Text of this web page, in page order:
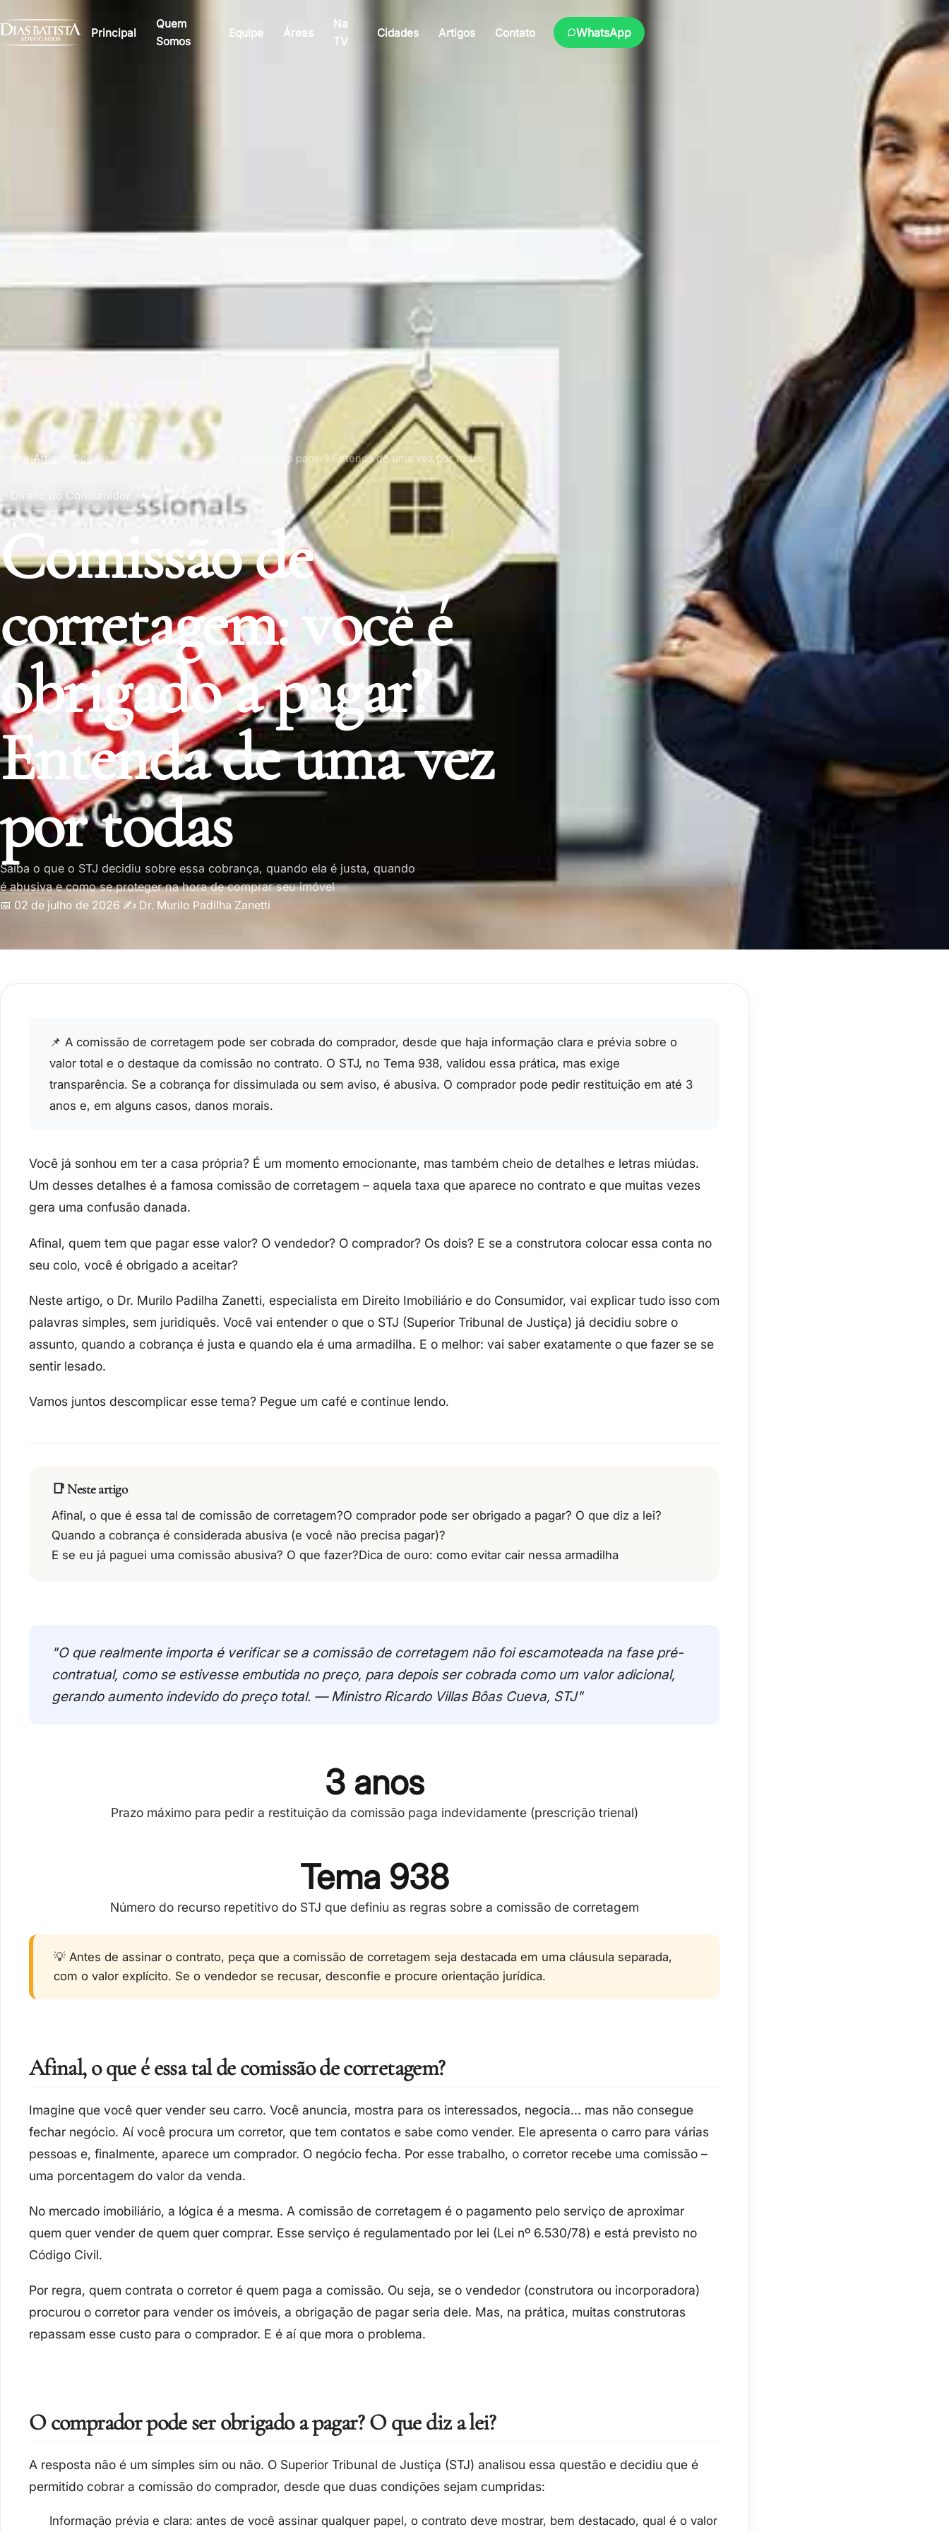
Principal
Quem
Somos
Equipe Áreas
Na
TV
Cidades Artigos Contato WhatsApp
Home/Artigos Comissão de corretagem: você é obrigado a pagar? Entenda de uma vez por todas
Direito do Consumidor
Comissão de
corretagem: você é
obrigado a pagar?
Entenda de uma vez
por todas
Saiba o que o STJ decidiu sobre essa cobrança, quando ela é justa, quando
é abusiva e como se proteger na hora de comprar seu imóvel
📅 02 de julho de 2026 ✍️ Dr. Murilo Padilha Zanetti
📌 A comissão de corretagem pode ser cobrada do comprador, desde que haja informação clara e prévia sobre o
valor total e o destaque da comissão no contrato. O STJ, no Tema 938, validou essa prática, mas exige
transparência. Se a cobrança for dissimulada ou sem aviso, é abusiva. O comprador pode pedir restituição em até 3
anos e, em alguns casos, danos morais.
Você já sonhou em ter a casa própria? É um momento emocionante, mas também cheio de detalhes e letras miúdas.
Um desses detalhes é a famosa comissão de corretagem – aquela taxa que aparece no contrato e que muitas vezes
gera uma confusão danada.
Afinal, quem tem que pagar esse valor? O vendedor? O comprador? Os dois? E se a construtora colocar essa conta no
seu colo, você é obrigado a aceitar?
Neste artigo, o Dr. Murilo Padilha Zanetti, especialista em Direito Imobiliário e do Consumidor, vai explicar tudo isso com
palavras simples, sem juridiquês. Você vai entender o que o STJ (Superior Tribunal de Justiça) já decidiu sobre o
assunto, quando a cobrança é justa e quando ela é uma armadilha. E o melhor: vai saber exatamente o que fazer se se
sentir lesado.
Vamos juntos descomplicar esse tema? Pegue um café e continue lendo.
📑 Neste artigo
Afinal, o que é essa tal de comissão de corretagem?O comprador pode ser obrigado a pagar? O que diz a lei?
Quando a cobrança é considerada abusiva (e você não precisa pagar)?
E se eu já paguei uma comissão abusiva? O que fazer?Dica de ouro: como evitar cair nessa armadilha
"O que realmente importa é verificar se a comissão de corretagem não foi escamoteada na fase pré-
contratual, como se estivesse embutida no preço, para depois ser cobrada como um valor adicional,
gerando aumento indevido do preço total. — Ministro Ricardo Villas Bôas Cueva, STJ"
3 anos
Prazo máximo para pedir a restituição da comissão paga indevidamente (prescrição trienal)
Tema 938
Número do recurso repetitivo do STJ que definiu as regras sobre a comissão de corretagem
💡 Antes de assinar o contrato, peça que a comissão de corretagem seja destacada em uma cláusula separada,
com o valor explícito. Se o vendedor se recusar, desconfie e procure orientação jurídica.
Afinal, o que é essa tal de comissão de corretagem?
Imagine que você quer vender seu carro. Você anuncia, mostra para os interessados, negocia... mas não consegue
fechar negócio. Aí você procura um corretor, que tem contatos e sabe como vender. Ele apresenta o carro para várias
pessoas e, finalmente, aparece um comprador. O negócio fecha. Por esse trabalho, o corretor recebe uma comissão –
uma porcentagem do valor da venda.
No mercado imobiliário, a lógica é a mesma. A comissão de corretagem é o pagamento pelo serviço de aproximar
quem quer vender de quem quer comprar. Esse serviço é regulamentado por lei (Lei nº 6.530/78) e está previsto no
Código Civil.
Por regra, quem contrata o corretor é quem paga a comissão. Ou seja, se o vendedor (construtora ou incorporadora)
procurou o corretor para vender os imóveis, a obrigação de pagar seria dele. Mas, na prática, muitas construtoras
repassam esse custo para o comprador. E é aí que mora o problema.
O comprador pode ser obrigado a pagar? O que diz a lei?
A resposta não é um simples sim ou não. O Superior Tribunal de Justiça (STJ) analisou essa questão e decidiu que é
permitido cobrar a comissão do comprador, desde que duas condições sejam cumpridas:
Informação prévia e clara: antes de você assinar qualquer papel, o contrato deve mostrar, bem destacado, qual é o valor